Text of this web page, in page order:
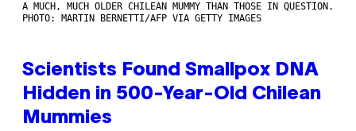
A MUCH, MUCH OLDER CHILEAN MUMMY THAN THOSE IN QUESTION.
PHOTO: MARTIN BERNETTI/AFP VIA GETTY IMAGES
Scientists Found Smallpox DNA
Hidden in 500-Year-Old Chilean
Mummies